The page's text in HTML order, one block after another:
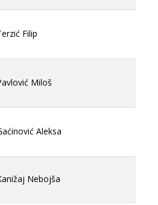
Filip
Miloš
Aleksa
Nebojša